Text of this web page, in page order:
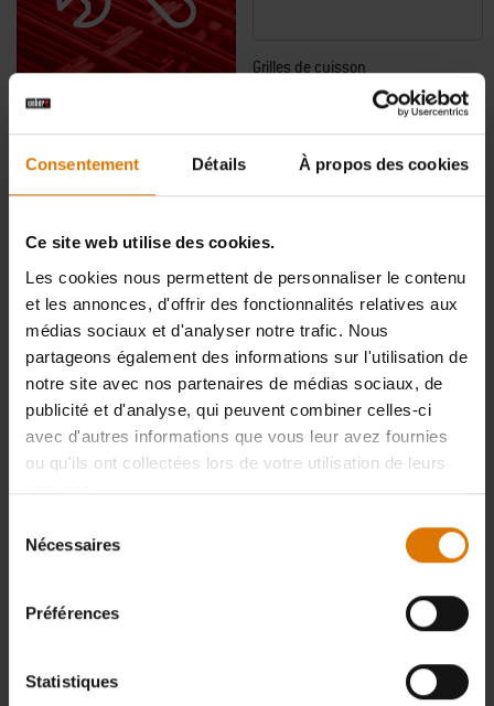
Consentement Détails À propos des cookies
Ce site web utilise des cookies.
Les cookies nous permettent de personnaliser le contenu
et les annonces, d'offrir des fonctionnalités relatives aux
médias sociaux et d'analyser notre trafic. Nous
partageons également des informations sur l'utilisation de
notre site avec nos partenaires de médias sociaux, de
publicité et d'analyse, qui peuvent combiner celles-ci
avec d'autres informations que vous leur avez fournies
ou qu'ils ont collectées lors de votre utilisation de leurs
services.
Nécessaires
Préférences
Statistiques
Tu souhaites redonner un
coup d´éclat à ton
barbecue ou obtenir des
pièces détachées?
Alors contacte dès
maintenant le
service client
Weber!
Grilles de cuisson
Pour les séries Q 200/2000
(211)
129,00 CHF
TVA incluse
Grille de réchauffage